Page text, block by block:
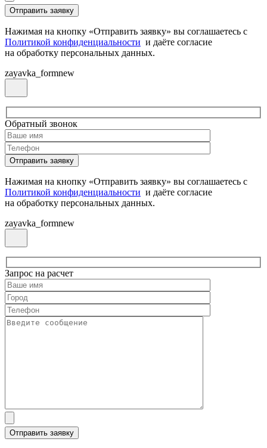
Нажимая на кнопку «Отправить заявку» вы соглашаетесь с
Политикой конфиденциальности и даёте согласие
на обработку персональных данных.
zayavka_formnew
Обратный звонок
Нажимая на кнопку «Отправить заявку» вы соглашаетесь с
Политикой конфиденциальности и даёте согласие
на обработку персональных данных.
zayavka_formnew
Запрос на расчет